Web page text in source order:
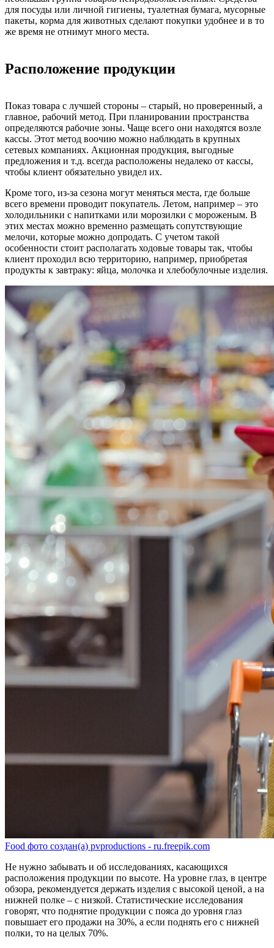
для посуды или личной гигиены, туалетная бумага, мусорные
пакеты, корма для животных сделают покупки удобнее и в то
же время не отнимут много места.
Расположение продукции
Показ товара с лучшей стороны – старый, но проверенный, а
главное, рабочий метод. При планировании пространства
определяются рабочие зоны. Чаще всего они находятся возле
кассы. Этот метод воочию можно наблюдать в крупных
сетевых компаниях. Акционная продукция, выгодные
предложения и т.д. всегда расположены недалеко от кассы,
чтобы клиент обязательно увидел их.
Кроме того, из-за сезона могут меняться места, где больше
всего времени проводит покупатель. Летом, например – это
холодильники с напитками или морозилки с мороженым. В
этих местах можно временно размещать сопутствующие
мелочи, которые можно допродать. С учетом такой
особенности стоит располагать ходовые товары так, чтобы
клиент проходил всю территорию, например, приобретая
продукты к завтраку: яйца, молочка и хлебобулочные изделия.
Food фото создан(а) pvproductions - ru.freepik.com
Не нужно забывать и об исследованиях, касающихся
расположения продукции по высоте. На уровне глаз, в центре
обзора, рекомендуется держать изделия с высокой ценой, а на
нижней полке – с низкой. Статистические исследования
говорят, что поднятие продукции с пояса до уровня глаз
повышает его продажи на 30%, а если поднять его с нижней
полки, то на целых 70%.